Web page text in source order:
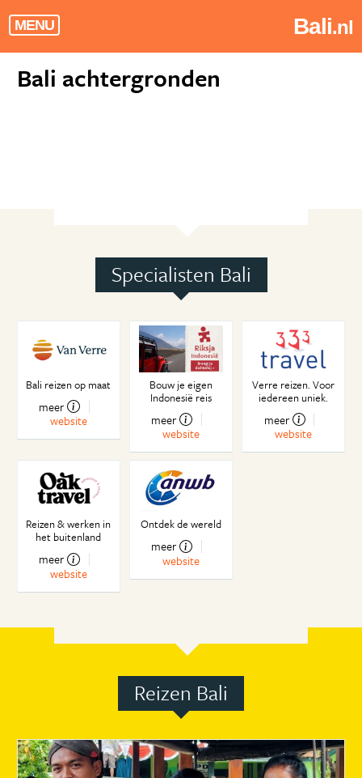
MENU Bali.nl
Bali achtergronden
Specialisten Bali
Bali reizen op maat
meer
website
Bouw je eigen
Indonesië reis
meer
website
Verre reizen. Voor
iedereen uniek.
meer
website
Reizen & werken in
het buitenland
meer
website
Ontdek de wereld
meer
website
Reizen Bali